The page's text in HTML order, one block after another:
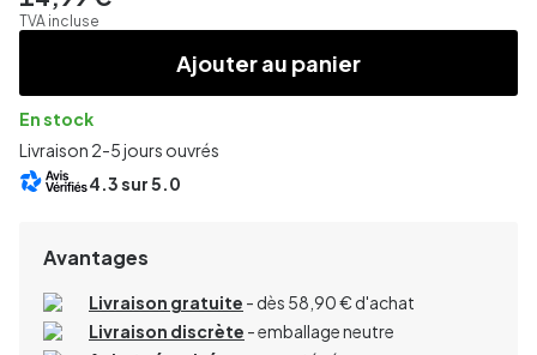
TVA incluse
Ajouter au panier
En stock
Livraison 2-5 jours ouvrés
4.3sur 5.0
Avantages
Livraison gratuite - dès 58,90 € d'achat
Livraison discrète - emballage neutre